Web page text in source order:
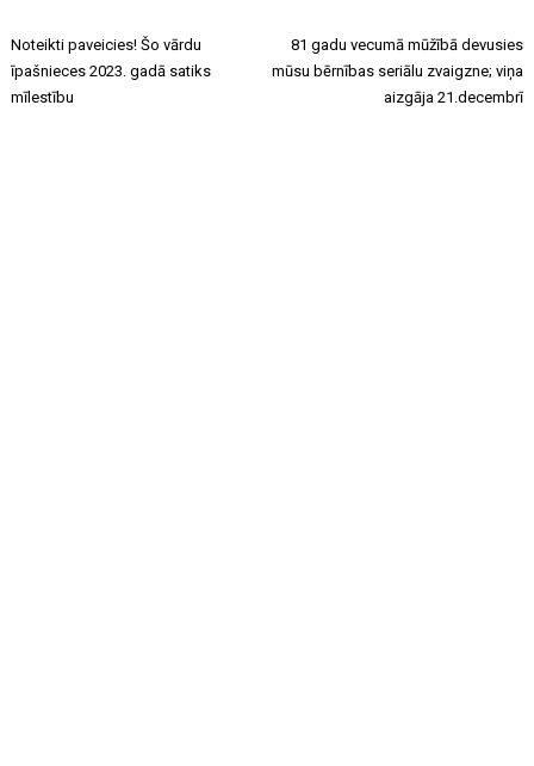
Noteikti paveicies! Šo vārdu
īpašnieces 2023. gadā satiks
mīlestību
81 gadu vecumā mūžībā devusies
mūsu bērnības seriālu zvaigzne; viņa
aizgāja 21.decembrī